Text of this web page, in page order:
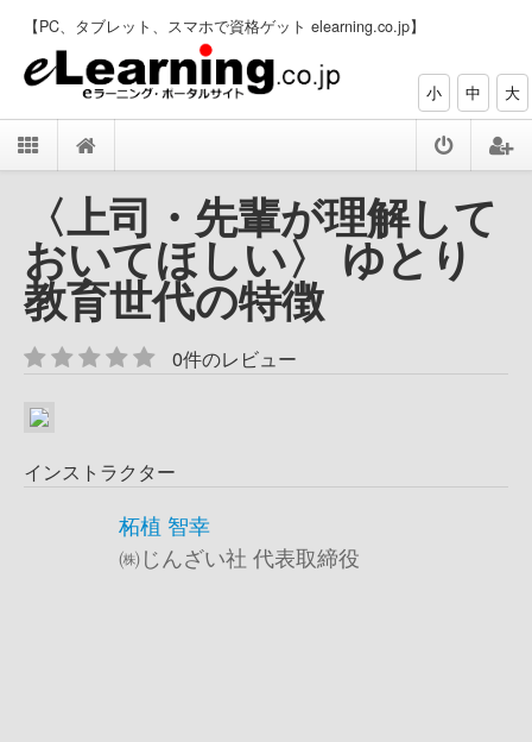
【PC、タブレット、スマホで資格ゲット elearning.co.jp】
小 中 大
〈上司・先輩が理解して
おいてほしい〉 ゆとり
教育世代の特徴
0件のレビュー
インストラクター
柘植 智幸
㈱じんざい社 代表取締役